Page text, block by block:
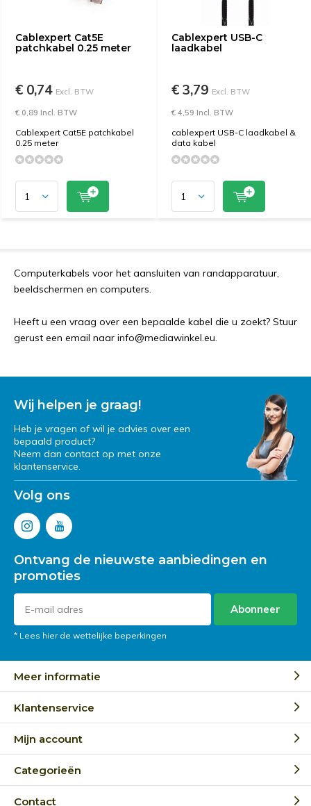
Cablexpert Cat5E
patchkabel 0.25 meter
€ 0,74 Excl. BTW
€ 0,89 Incl. BTW
Cablexpert Cat5E patchkabel
0.25 meter
Cablexpert USB-C
laadkabel
€ 3,79 Excl. BTW
€ 4,59 Incl. BTW
cablexpert USB-C laadkabel &
data kabel
Computerkabels voor het aansluiten van randapparatuur,
beeldschermen en computers.
Heeft u een vraag over een bepaalde kabel die u zoekt? Stuur
gerust een email naar info@mediawinkel.eu.
Wij helpen je graag!
Heb je vragen of wil je advies over een
bepaald product?
Neem dan contact op met onze
klantenservice.
Volg ons
Ontvang de nieuwste aanbiedingen en
promoties
Abonneer
* Lees hier de wettelijke beperkingen
Meer informatie
Klantenservice
Mijn account
Categorieën
Contact